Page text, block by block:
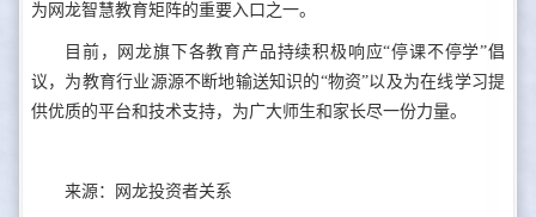
为网龙智慧教育矩阵的重要入口之一。
目前，网龙旗下各教育产品持续积极响应“停课不停学”倡
议，为教育行业源源不断地输送知识的“物资”以及为在线学习提
供优质的平台和技术支持，为广大师生和家长尽一份力量。
来源：网龙投资者关系